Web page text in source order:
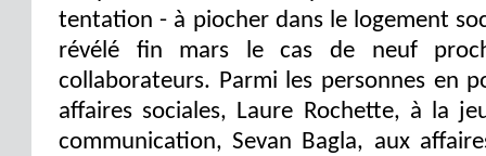
tentation - à piocher dans le logement
révélé fin mars le cas de neuf
collaborateurs. Parmi les personnes en
affaires sociales, Laure Rochette, à la
communication, Sevan Bagla, aux